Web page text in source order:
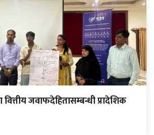
जवाफदेहितासम्बन्धी प्रादेशिक